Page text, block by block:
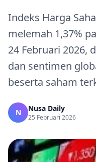
Indeks Harga
melemah 1,37%
24 Februari 2026,
dan sentimen
beserta saham
N Nusa Daily
25 Februari 2026